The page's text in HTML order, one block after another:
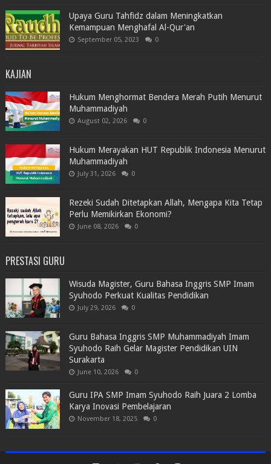
Upaya Guru Tahfidz dalam Meningkatkan
Kemampuan Menghafal Al-Qur'an
September 05, 2023 0
KAJIAN
Hukum Menghormat Bendera Merah Putih Menurut
Muhammadiyah
August 02, 2026 0
Hukum Merayakan HUT Republik Indonesia Menurut
Muhammadiyah
July 31, 2026 0
Rezeki Sudah Ditetapkan Allah, Mengapa Kita Tetap
Perlu Memikirkan Ekonomi?
June 08, 2026 0
PRESTASI GURU
Wisuda Magister, Guru Bahasa Inggris SMP Imam
Syuhodo Perkuat Kualitas Pendidikan
July 29, 2026 0
Guru Bahasa Inggris SMP Muhammadiyah Imam
Syuhodo Raih Gelar Magister Pendidikan UIN
Surakarta
June 10, 2026 0
Guru IPA SMP Imam Syuhodo Raih Juara 2 Lomba
Karya Inovasi Pembelajaran
November 18, 2025 0